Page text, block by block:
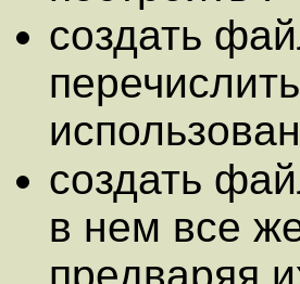
создать
создать
в нем все
предваряя